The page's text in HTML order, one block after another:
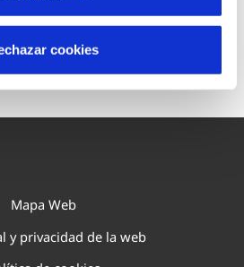
cookies
Mapa Web
y privacidad de la web